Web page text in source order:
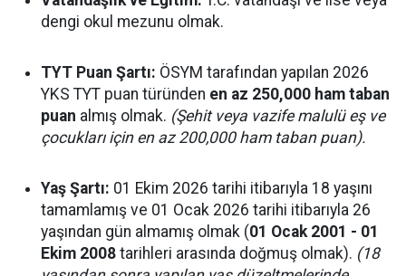
dengi okul mezunu olmak.
TYT Puan Şartı: ÖSYM tarafından yapılan 2026
YKS TYT puan türünden en az 250,000 ham taban
puan almış olmak. (Şehit veya vazife malulü eş ve
çocukları için en az 200,000 ham taban puan).
Yaş Şartı: 01 Ekim 2026 tarihi itibarıyla 18 yaşını
tamamlamış ve 01 Ocak 2026 tarihi itibarıyla 26
yaşından gün almamış olmak (01 Ocak 2001 - 01
Ekim 2008 tarihleri arasında doğmuş olmak). (18